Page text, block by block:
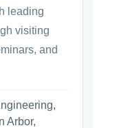
leading
visiting
and
Arbor,